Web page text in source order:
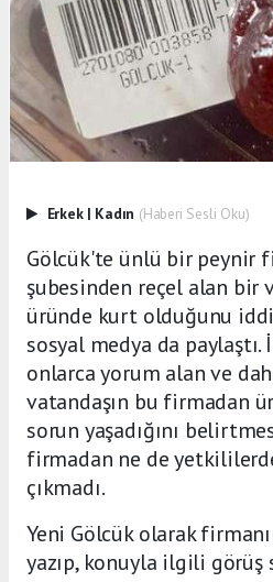
Erkek | Kadın (Haberi Sesli Oku)
Gölcük'te ünlü bir peynir
şubesinden reçel alan bir
üründe kurt olduğunu
sosyal medya da paylaştı.
onlarca yorum alan ve
vatandaşın bu firmadan
sorun yaşadığını
firmadan ne de
çıkmadı.
Yeni Gölcük olarak
yazıp, konuyla ilgili